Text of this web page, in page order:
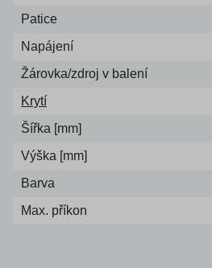
Patice
Napájení
Žárovka/zdroj v balení
Krytí
Šířka [mm]
Výška [mm]
Barva
Max. příkon